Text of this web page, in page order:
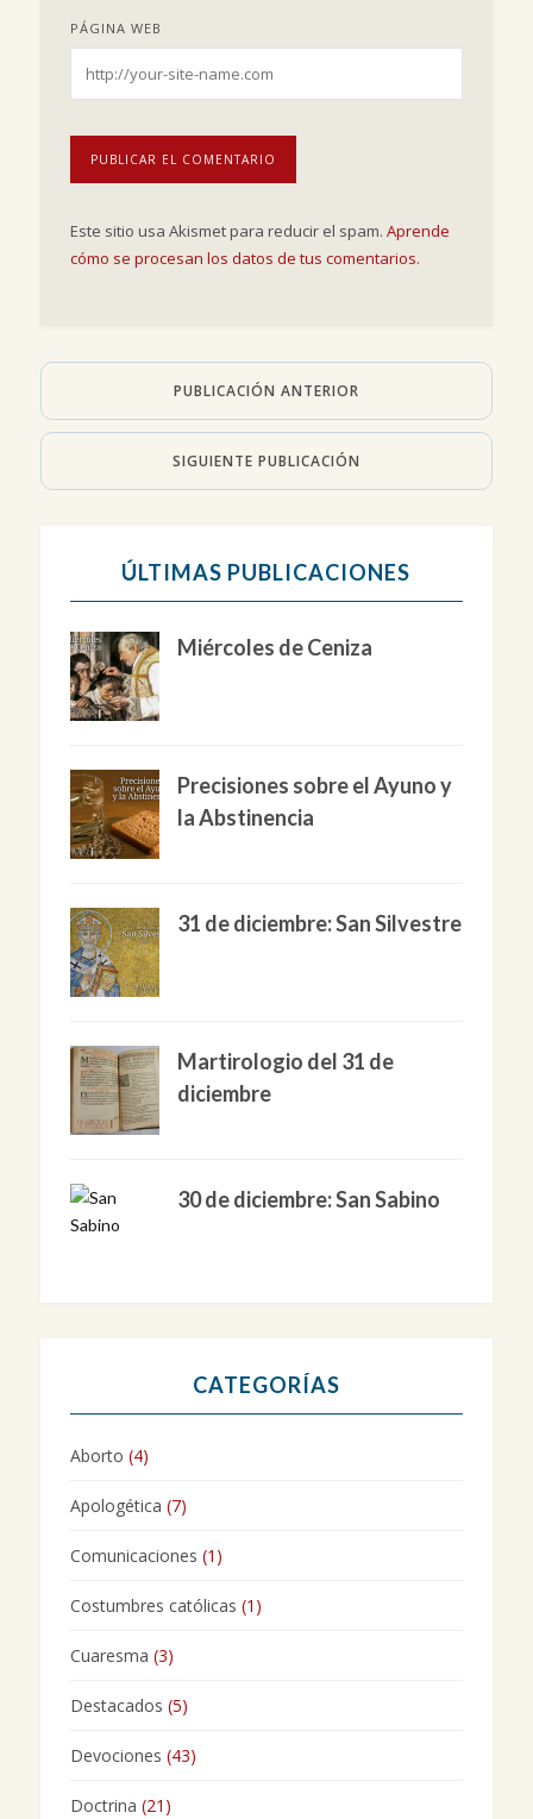
PÁGINA WEB
Este sitio usa Akismet para reducir el spam. Aprende
cómo se procesan los datos de tus comentarios.
PUBLICACIÓN ANTERIOR
SIGUIENTE PUBLICACIÓN
ÚLTIMAS PUBLICACIONES
Miércoles de Ceniza
Precisiones sobre el Ayuno y
la Abstinencia
31 de diciembre: San Silvestre
Martirologio del 31 de
diciembre
30 de diciembre: San Sabino
CATEGORÍAS
Aborto (4)
Apologética (7)
Comunicaciones (1)
Costumbres católicas (1)
Cuaresma (3)
Destacados (5)
Devociones (43)
Doctrina (21)